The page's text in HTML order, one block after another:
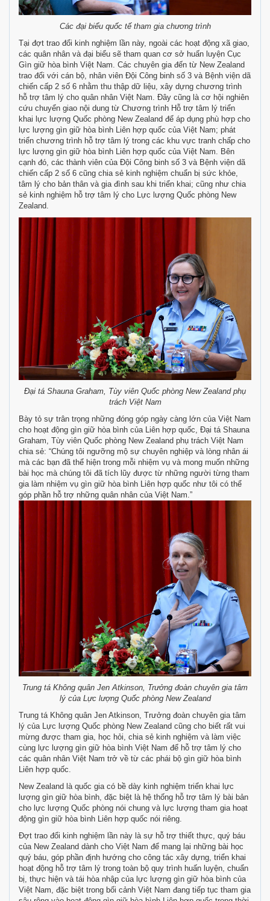
Các đại biểu quốc tế tham gia chương trình
Tại đợt trao đổi kinh nghiệm lần này, ngoài các hoạt động xã giao,
các quân nhân và đại biểu sẽ tham quan cơ sở huấn luyện Cục
Gìn giữ hòa bình Việt Nam. Các chuyên gia đến từ New Zealand
trao đổi với cán bộ, nhân viên Đội Công binh số 3 và Bệnh viện dã
chiến cấp 2 số 6 nhằm thu thập dữ liệu, xây dựng chương trình
hỗ trợ tâm lý cho quân nhân Việt Nam. Đây cũng là cơ hội nghiên
cứu chuyển giao nội dung từ Chương trình Hỗ trợ tâm lý triển
khai lực lượng Quốc phòng New Zealand để áp dụng phù hợp cho
lực lượng gìn giữ hòa bình Liên hợp quốc của Việt Nam; phát
triển chương trình hỗ trợ tâm lý trong các khu vực tranh chấp cho
lực lượng gìn giữ hòa bình Liên hợp quốc của Việt Nam. Bên
cạnh đó, các thành viên của Đội Công binh số 3 và Bệnh viện dã
chiến cấp 2 số 6 cũng chia sẻ kinh nghiệm chuẩn bị sức khỏe,
tâm lý cho bản thân và gia đình sau khi triển khai; cũng như chia
sẻ kinh nghiệm hỗ trợ tâm lý cho Lực lượng Quốc phòng New
Zealand.
Đại tá Shauna Graham, Tùy viên Quốc phòng New Zealand phụ
trách Việt Nam
Bày tỏ sự trân trọng những đóng góp ngày càng lớn của Việt Nam
cho hoạt động gìn giữ hòa bình của Liên hợp quốc, Đại tá Shauna
Graham, Tùy viên Quốc phòng New Zealand phụ trách Việt Nam
chia sẻ: “Chúng tôi ngưỡng mộ sự chuyên nghiệp và lòng nhân ái
mà các bạn đã thể hiện trong mỗi nhiệm vụ và mong muốn những
bài học mà chúng tôi đã tích lũy được từ những người từng tham
gia làm nhiệm vụ gìn giữ hòa bình Liên hợp quốc như tôi có thể
góp phần hỗ trợ những quân nhân của Việt Nam.”
Trung tá Không quân Jen Atkinson, Trưởng đoàn chuyên gia tâm
lý của Lực lượng Quốc phòng New Zealand
Trung tá Không quân Jen Atkinson, Trưởng đoàn chuyên gia tâm
lý của Lực lượng Quốc phòng New Zealand cũng cho biết rất vui
mừng được tham gia, học hỏi, chia sẻ kinh nghiệm và làm việc
cùng lực lượng gìn giữ hòa bình Việt Nam để hỗ trợ tâm lý cho
các quân nhân Việt Nam trở về từ các phái bộ gìn giữ hòa bình
Liên hợp quốc.
New Zealand là quốc gia có bề dày kinh nghiệm triển khai lực
lượng gìn giữ hòa bình, đặc biệt là hệ thống hỗ trợ tâm lý bài bản
cho lực lượng Quốc phòng nói chung và lực lượng tham gia hoạt
động gìn giữ hòa bình Liên hợp quốc nói riêng.
Đợt trao đổi kinh nghiệm lần này là sự hỗ trợ thiết thực, quý báu
của New Zealand dành cho Việt Nam để mang lại những bài học
quý báu, góp phần định hướng cho công tác xây dựng, triển khai
hoạt động hỗ trợ tâm lý trong toàn bộ quy trình huấn luyện, chuẩn
bị, thực hiện và tái hòa nhập của lực lượng gìn giữ hòa bình của
Việt Nam, đặc biệt trong bối cảnh Việt Nam đang tiếp tục tham gia